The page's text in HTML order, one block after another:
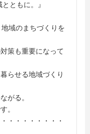
ともに。』
域のまちづくりを
策も重要になって
らせる地域づくり
がる。
。
・・・・・・・・